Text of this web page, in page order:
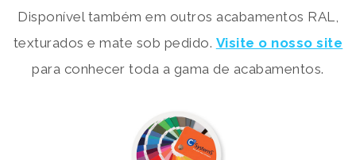
Disponível também em outros acabamentos RAL,
texturados e mate sob pedido. Visite o nosso site
para conhecer toda a gama de acabamentos.